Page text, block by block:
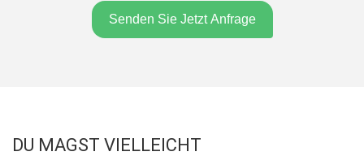
Senden Sie Jetzt Anfrage
DU MAGST VIELLEICHT